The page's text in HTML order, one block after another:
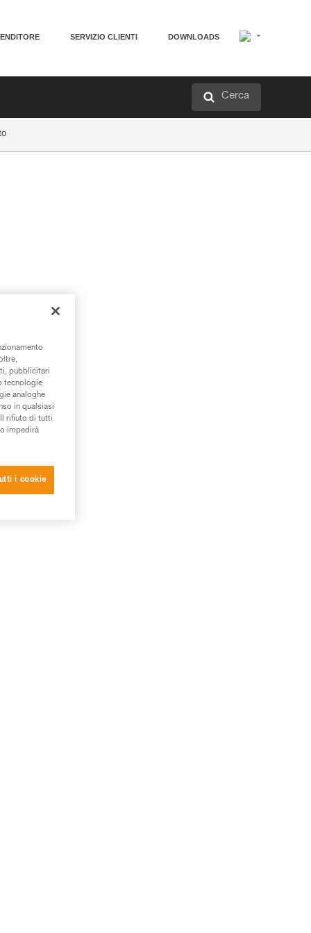
SERVIZIO CLIENTI DOWNLOADS
Cerca
pubblicitari
tecnologie
analoghe
in qualsiasi
rifiuto di tutti
impedirà
i cookie